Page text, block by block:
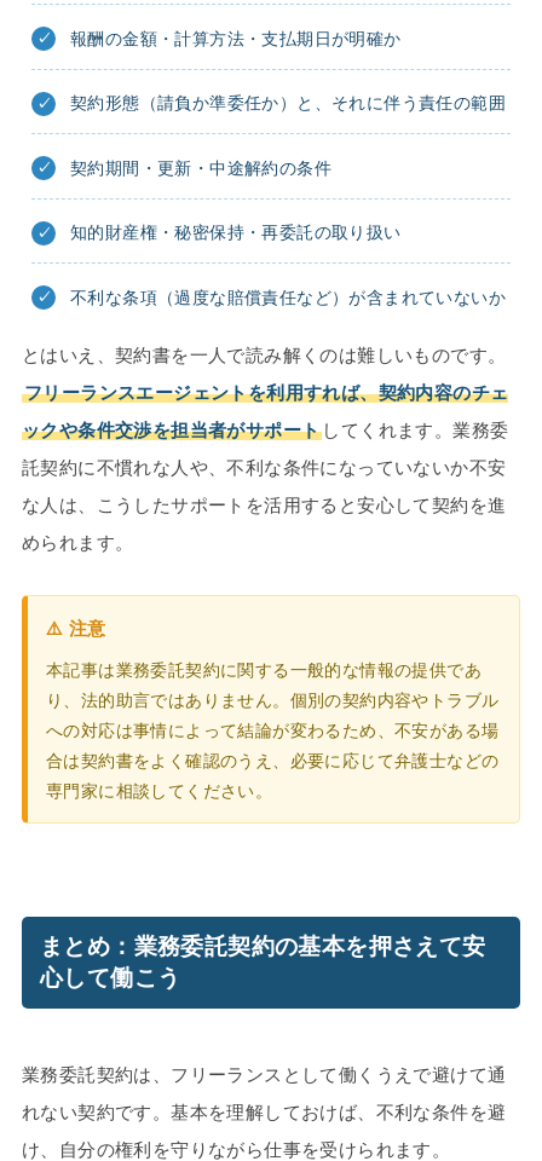
報酬の金額・計算方法・支払期日が明確か
契約形態（請負か準委任か）と、それに伴う責任の範囲
契約期間・更新・中途解約の条件
知的財産権・秘密保持・再委託の取り扱い
不利な条項（過度な賠償責任など）が含まれていないか
とはいえ、契約書を一人で読み解くのは難しいものです。
フリーランスエージェントを利用すれば、契約内容のチェ
ックや条件交渉を担当者がサポート してくれます。業務委
託契約に不慣れな人や、不利な条件になっていないか不安
な人は、こうしたサポートを活用すると安心して契約を進
められます。
⚠️ 注意
本記事は業務委託契約に関する一般的な情報の提供であ
り、法的助言ではありません。個別の契約内容やトラブル
への対応は事情によって結論が変わるため、不安がある場
合は契約書をよく確認のうえ、必要に応じて弁護士などの
専門家に相談してください。
まとめ：業務委託契約の基本を押さえて安
心して働こう
業務委託契約は、フリーランスとして働くうえで避けて通
れない契約です。基本を理解しておけば、不利な条件を避
け、自分の権利を守りながら仕事を受けられます。